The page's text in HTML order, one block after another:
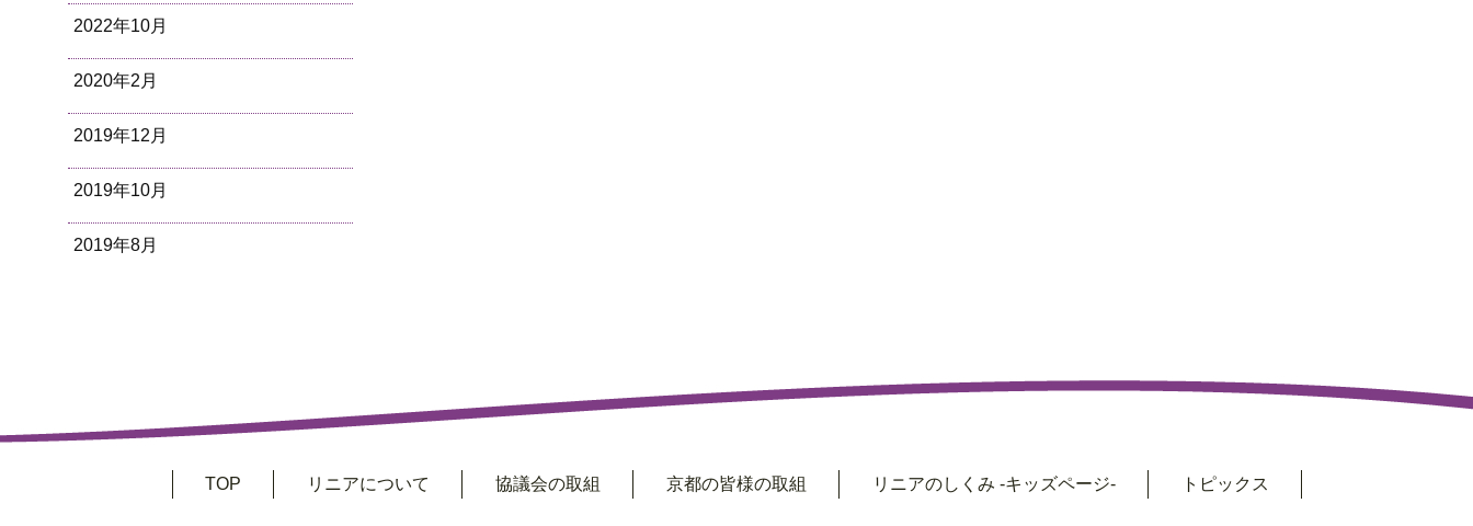
2022年10月
2020年2月
2019年12月
2019年10月
2019年8月
TOP リニアについて 協議会の取組 京都の皆様の取組 リニアのしくみ -キッズページ- トピックス